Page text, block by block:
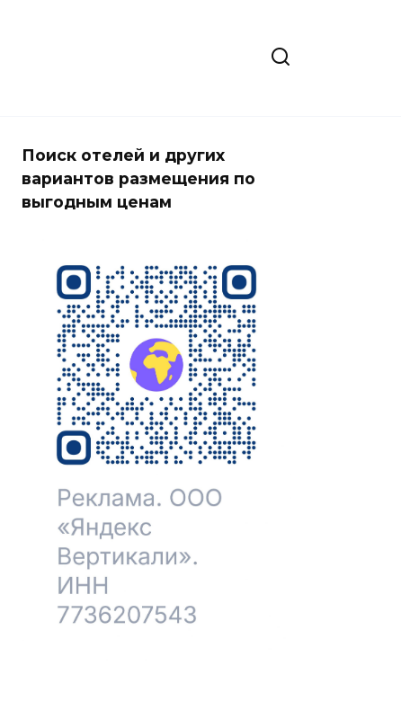
Поиск отелей и других
вариантов размещения по
выгодным ценам